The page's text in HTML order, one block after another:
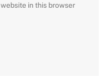
in this browser